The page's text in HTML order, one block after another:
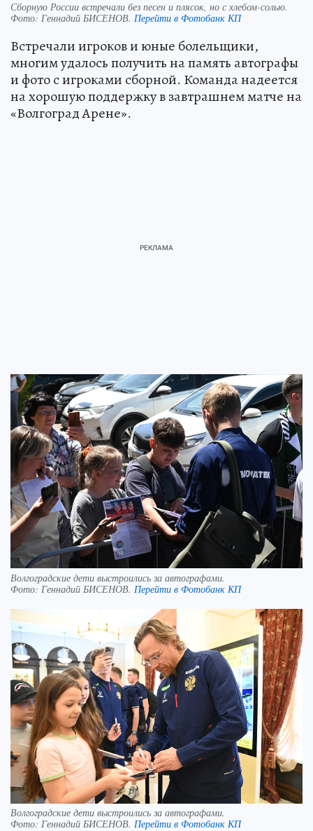
Сборную России встречали без песен и плясок, но с хлебом-солью.
Фото: Геннадий БИСЕНОВ. Перейти в Фотобанк КП
Встречали игроков и юные болельщики,
многим удалось получить на память автографы
и фото с игроками сборной. Команда надеется
на хорошую поддержку в завтрашнем матче на
«Волгоград Арене».
Волгоградские дети выстроились за автографами.
Фото: Геннадий БИСЕНОВ. Перейти в Фотобанк КП
Волгоградские дети выстроились за автографами.
Фото: Геннадий БИСЕНОВ. Перейти в Фотобанк КП